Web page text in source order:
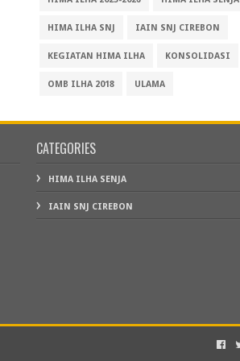
HIMA ILHA SNJ IAIN SNJ CIREBON
KEGIATAN HIMA ILHA KONSOLIDASI
OMB ILHA 2018 ULAMA
CATEGORIES
HIMA ILHA SENJA
IAIN SNJ CIREBON